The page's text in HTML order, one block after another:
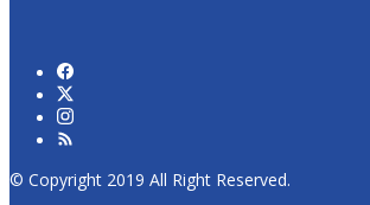
© Copyright 2019 All Right Reserved.